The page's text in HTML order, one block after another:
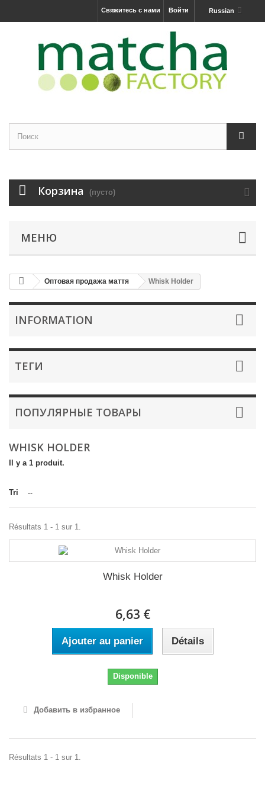
Russian
Войти
Свяжитесь с нами
Корзина (пусто)
МЕНЮ
Оптовая продажа маття Whisk Holder
INFORMATION
ТЕГИ
ПОПУЛЯРНЫЕ ТОВАРЫ
WHISK HOLDER
Il y a 1 produit.
Tri --
Résultats 1 - 1 sur 1.
Whisk Holder
6,63 €
Ajouter au panier Détails
Disponible
Добавить в избранное
Résultats 1 - 1 sur 1.